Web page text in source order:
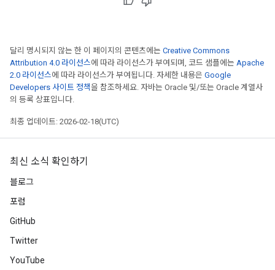
달리 명시되지 않는 한 이 페이지의 콘텐츠에는 Creative Commons
Attribution 4.0 라이선스에 따라 라이선스가 부여되며, 코드 샘플에는 Apache
2.0 라이선스에 따라 라이선스가 부여됩니다. 자세한 내용은 Google
Developers 사이트 정책을 참조하세요. 자바는 Oracle 및/또는 Oracle 계열사
의 등록 상표입니다.
최종 업데이트: 2026-02-18(UTC)
최신 소식 확인하기
블로그
포럼
GitHub
Twitter
YouTube